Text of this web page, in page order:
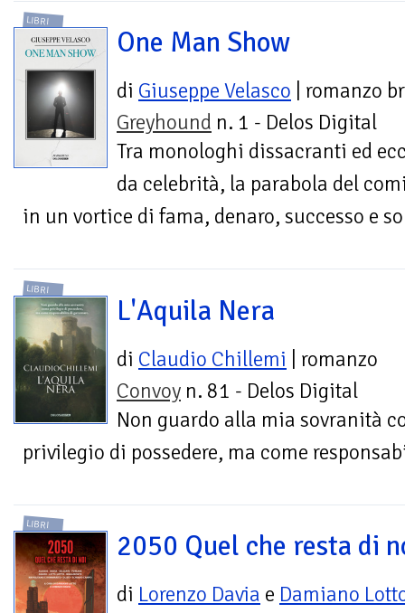
LIBRI
One Man Show
di Giuseppe Velasco | romanzo
Greyhound n. 1 - Delos Digital
Tra monologhi dissacranti ed
da celebrità, la parabola del
in un vortice di fama, denaro, successo e
LIBRI
L'Aquila Nera
di Claudio Chillemi | romanzo
Convoy n. 81 - Delos Digital
Non guardo alla mia sovranità
privilegio di possedere, ma come
LIBRI
2050 Quel che resta di
di Lorenzo Davia e Damiano